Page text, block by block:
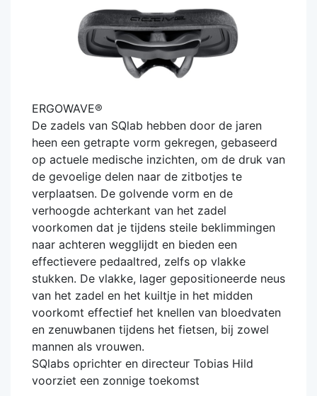
ERGOWAVE®
De zadels van SQlab hebben door de jaren
heen een getrapte vorm gekregen, gebaseerd
op actuele medische inzichten, om de druk van
de gevoelige delen naar de zitbotjes te
verplaatsen. De golvende vorm en de
verhoogde achterkant van het zadel
voorkomen dat je tijdens steile beklimmingen
naar achteren wegglijdt en bieden een
effectievere pedaaltred, zelfs op vlakke
stukken. De vlakke, lager gepositioneerde neus
van het zadel en het kuiltje in het midden
voorkomt effectief het knellen van bloedvaten
en zenuwbanen tijdens het fietsen, bij zowel
mannen als vrouwen.
SQlabs oprichter en directeur Tobias Hild
voorziet een zonnige toekomst